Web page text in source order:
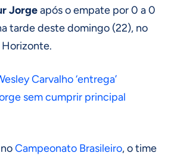
Jorgeapós o empate por 0 a 0
tarde deste domingo (22), no
Horizonte.
Carvalho ‘entrega’
sem cumprir principal
Campeonato Brasileiro, o time